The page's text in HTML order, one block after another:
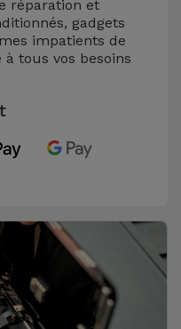
réparation et
gadgets
impatients de
tous vos besoins